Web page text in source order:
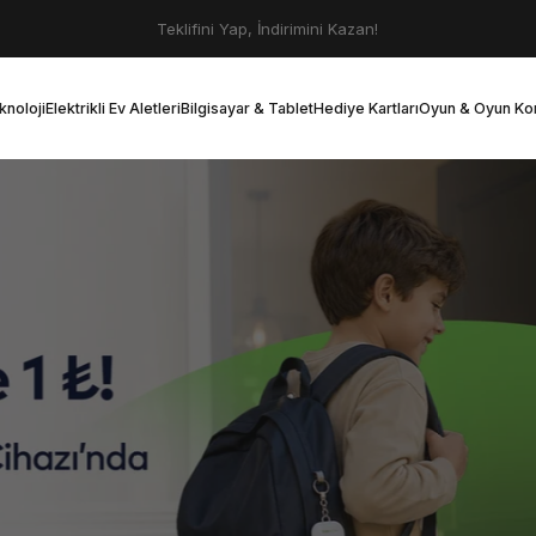
Teklifini Yap, İndirimini Kazan!
Elektrikli Ev Aletleri
Elektrikli Ev Aletleri
Bilgisayar & Tablet
Bilgisayar & Tablet
Hediye Kartları
Hediye Kartları
Oyun & Oyun
Oyun & Oyun